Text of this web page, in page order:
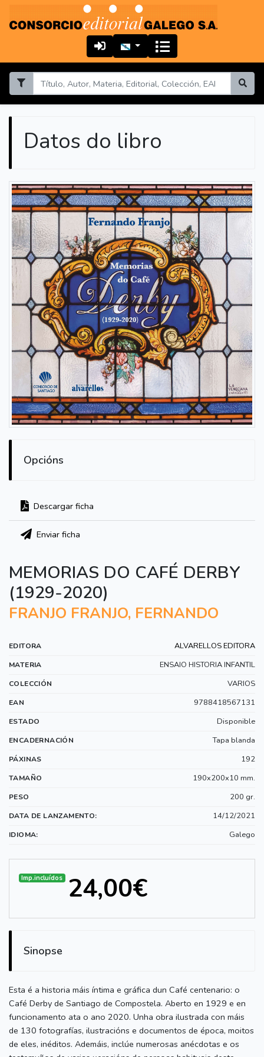
Datos do libro
Opcións
Descargar ficha
Enviar ficha
MEMORIAS DO CAFÉ DERBY
(1929-2020)
FRANJO FRANJO, FERNANDO
EDITORA ALVARELLOS EDITORA
MATERIA ENSAIO HISTORIA INFANTIL
COLECCIÓN VARIOS
EAN 9788418567131
ESTADO Disponible
ENCADERNACIÓN Tapa blanda
PÁXINAS 192
TAMAÑO 190x200x10 mm.
PESO 200 gr.
DATA DE LANZAMENTO: 14/12/2021
IDIOMA: Galego
Imp.incluídos 24,00€
Sinopse
Esta é a historia máis íntima e gráfica dun Café centenario: o
Café Derby de Santiago de Compostela. Aberto en 1929 e en
funcionamento ata o ano 2020. Unha obra ilustrada con máis
de 130 fotografías, ilustracións e documentos de época, moitos
de eles, inéditos. Ademáis, inclúe numerosas anécdotas e os